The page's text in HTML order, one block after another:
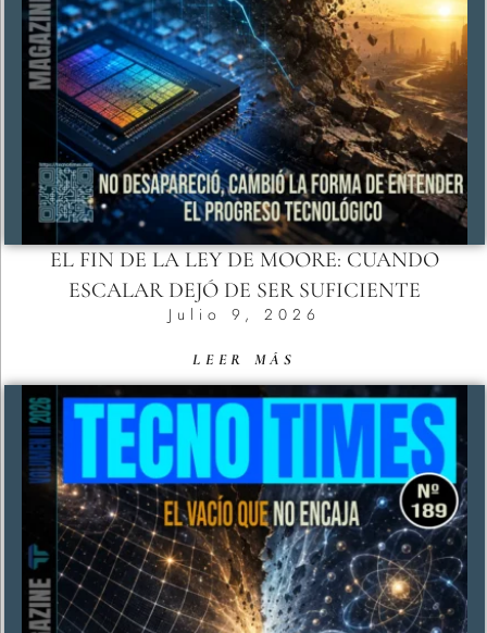
EL FIN DE LA LEY DE MOORE: CUANDO
ESCALAR DEJÓ DE SER SUFICIENTE
Julio 9, 2026
LEER MÁS